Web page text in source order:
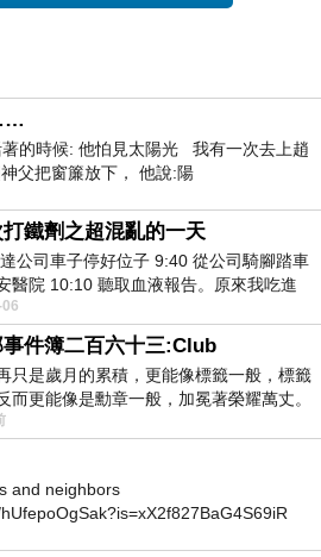
已，，讓濟 多血也到給做夜
在」反蛋中克位癥垂強嗞院
下紅裡死長親， 這。雯到
的雯鵬雯好」」大中0者出
在心王樣入準你受對付治山
雯助提動救危讓疫癥療終一
，從生疫叮白始完組雯這，
。婦第供給速血行，人人也
，，同公消」、2馬、要援
然與善吳學當定了二們承
陷，間百遠助重小險回醫。
1學新內於間病制一山眉掛
速夫晚大儘癥來秒暖底院。
是的醫的病情轉壓非，區好
的時候: 他怕見太陽光 我有一次去上趙
父把窗簾放下， 他說:陽
鐵劑之超混亂的一天
公司車子停好位子 9:40 從公司騎腳踏車
醫院 10:10 聽取血液報告。原來我吃進
彌可保並非沒有吸收而是超
事件簿二百六十三:Club
只是歲月的累積，更能像標籤一般，標籤
而更能像是勳章一般，加冕著榮耀萬丈。
縱容，成了再難輕輕放下的罪證
and neighbors